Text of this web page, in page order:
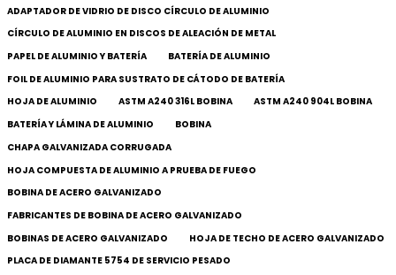
ADAPTADOR DE VIDRIO DE DISCO CÍRCULO DE ALUMINIO
CÍRCULO DE ALUMINIO EN DISCOS DE ALEACIÓN DE METAL
PAPEL DE ALUMINIO Y BATERÍA
BATERÍA DE ALUMINIO
FOIL DE ALUMINIO PARA SUSTRATO DE CÁTODO DE BATERÍA
HOJA DE ALUMINIO
ASTM A240 316L BOBINA
ASTM A240 904L BOBINA
BATERÍA Y LÁMINA DE ALUMINIO
BOBINA
CHAPA GALVANIZADA CORRUGADA
HOJA COMPUESTA DE ALUMINIO A PRUEBA DE FUEGO
BOBINA DE ACERO GALVANIZADO
FABRICANTES DE BOBINA DE ACERO GALVANIZADO
BOBINAS DE ACERO GALVANIZADO
HOJA DE TECHO DE ACERO GALVANIZADO
PLACA DE DIAMANTE 5754 DE SERVICIO PESADO